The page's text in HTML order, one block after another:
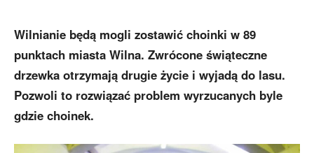
Wilnianie będą mogli zostawić choinki w 89
punktach miasta Wilna. Zwrócone świąteczne
drzewka otrzymają drugie życie i wyjadą do lasu.
Pozwoli to rozwiązać problem wyrzucanych byle
gdzie choinek.